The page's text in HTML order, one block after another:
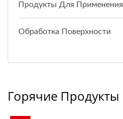
Продукты Для Применения
Обработка Поверхности
Горячие Продукты